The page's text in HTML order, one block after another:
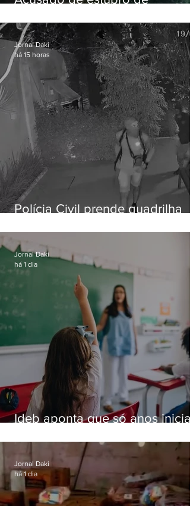
Polícia Civil prende quadrilha
residências de luxo no Rio
Jornal Daki
há 15 horas
Ideb aponta que só anos
educação
Jornal Daki
há 1 dia
Jornal Daki
há 1 dia